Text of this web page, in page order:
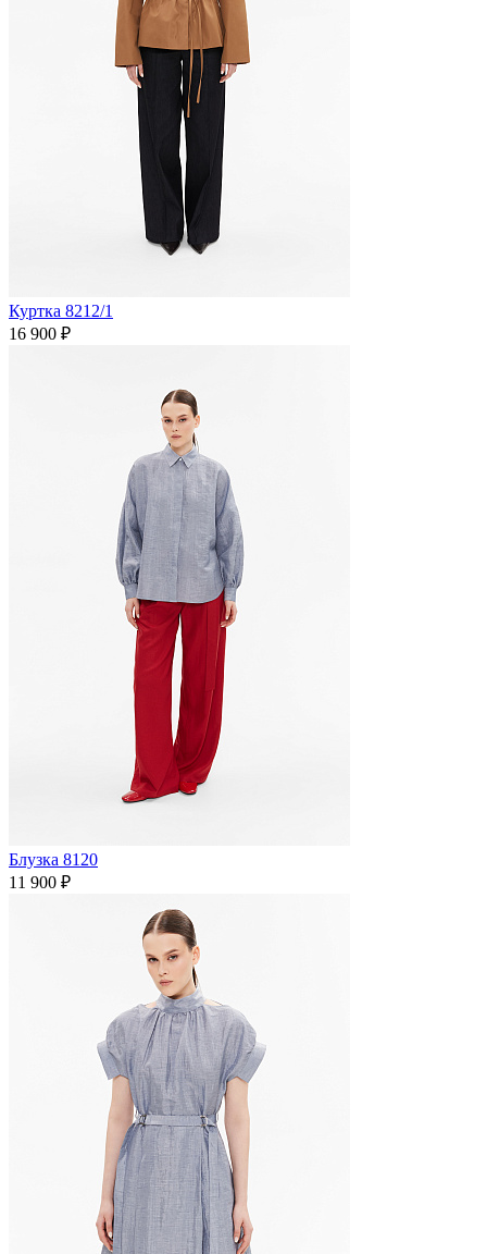
Куртка 8212/1
16 900 ₽
Блузка 8120
11 900 ₽